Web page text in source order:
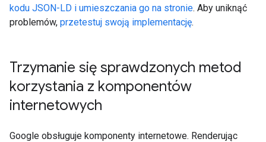
kodu JSON-LD i umieszczania go na stronie. Aby uniknąć
problemów, przetestuj swoją implementację.
Trzymanie się sprawdzonych metod
korzystania z komponentów
internetowych
Google obsługuje komponenty internetowe. Renderując